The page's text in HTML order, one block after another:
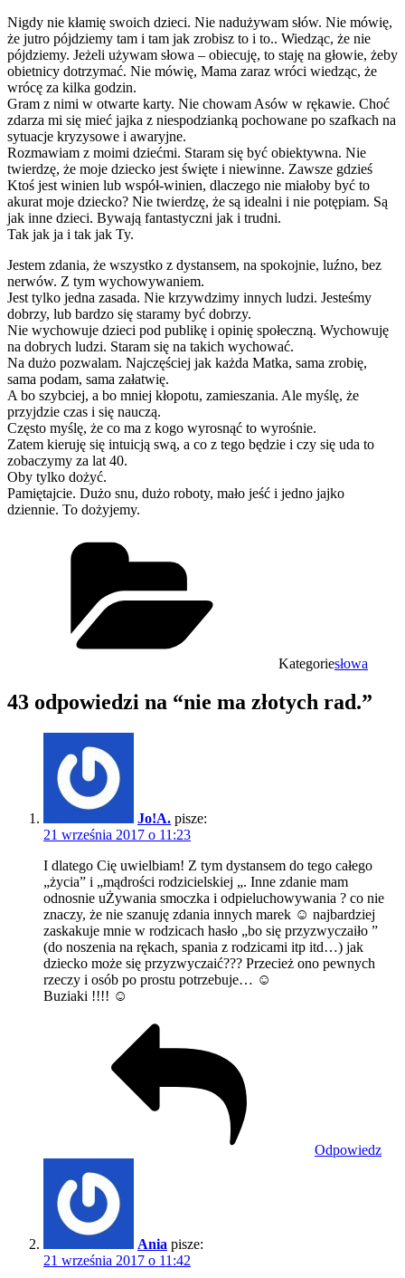
Nigdy nie kłamię swoich dzieci. Nie nadużywam słów. Nie mówię,
że jutro pójdziemy tam i tam jak zrobisz to i to.. Wiedząc, że nie
pójdziemy. Jeżeli używam słowa – obiecuję, to staję na głowie, żeby
obietnicy dotrzymać. Nie mówię, Mama zaraz wróci wiedząc, że
wrócę za kilka godzin.
Gram z nimi w otwarte karty. Nie chowam Asów w rękawie. Choć
zdarza mi się mieć jajka z niespodzianką pochowane po szafkach na
sytuacje kryzysowe i awaryjne.
Rozmawiam z moimi dziećmi. Staram się być obiektywna. Nie
twierdzę, że moje dziecko jest święte i niewinne. Zawsze gdzieś
Ktoś jest winien lub współ-winien, dlaczego nie miałoby być to
akurat moje dziecko? Nie twierdzę, że są idealni i nie potępiam. Są
jak inne dzieci. Bywają fantastyczni jak i trudni.
Tak jak ja i tak jak Ty.
Jestem zdania, że wszystko z dystansem, na spokojnie, luźno, bez
nerwów. Z tym wychowywaniem.
Jest tylko jedna zasada. Nie krzywdzimy innych ludzi. Jesteśmy
dobrzy, lub bardzo się staramy być dobrzy.
Nie wychowuje dzieci pod publikę i opinię społeczną. Wychowuję
na dobrych ludzi. Staram się na takich wychować.
Na dużo pozwalam. Najczęściej jak każda Matka, sama zrobię,
sama podam, sama załatwię.
A bo szybciej, a bo mniej kłopotu, zamieszania. Ale myślę, że
przyjdzie czas i się nauczą.
Często myślę, że co ma z kogo wyrosnąć to wyrośnie.
Zatem kieruję się intuicją swą, a co z tego będzie i czy się uda to
zobaczymy za lat 40.
Oby tylko dożyć.
Pamiętajcie. Dużo snu, dużo roboty, mało jeść i jedno jajko
dziennie. To dożyjemy.
Kategoriesłowa
43 odpowiedzi na “nie ma złotych rad.”
Jo!A. pisze:
21 września 2017 o 11:23
I dlatego Cię uwielbiam! Z tym dystansem do tego całego
„życia” i „mądrości rodzicielskiej „. Inne zdanie mam
odnosnie uŻywania smoczka i odpieluchowywania ? co nie
znaczy, że nie szanuję zdania innych marek ☺ najbardziej
zaskakuje mnie w rodzicach hasło „bo się przyzwyczaiło ”
(do noszenia na rękach, spania z rodzicami itp itd…) jak
dziecko może się przyzwyczaić??? Przecież ono pewnych
rzeczy i osób po prostu potrzebuje… ☺
Buziaki !!!! ☺
Odpowiedz
Ania pisze:
21 września 2017 o 11:42